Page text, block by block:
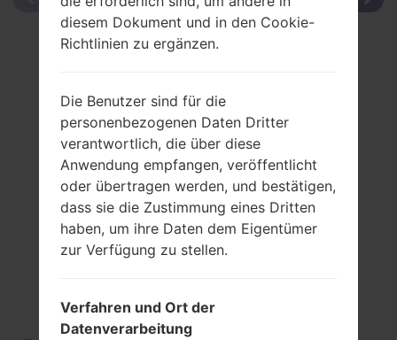
diesem Dokument und in den Cookie-
Richtlinien zu ergänzen.
Die Benutzer sind für die
personenbezogenen Daten Dritter
verantwortlich, die über diese
Anwendung empfangen, veröffentlicht
oder übertragen werden, und bestätigen,
dass sie die Zustimmung eines Dritten
haben, um ihre Daten dem Eigentümer
zur Verfügung zu stellen.
Verfahren und Ort der
Datenverarbeitung